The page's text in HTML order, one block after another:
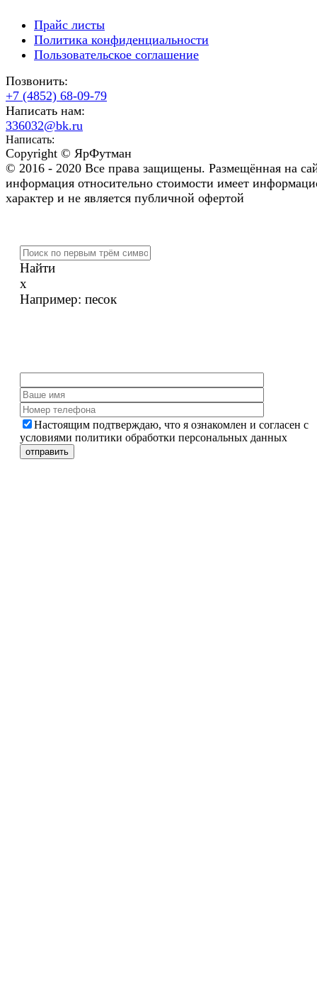
Прайс листы
Политика конфиденциальности
Пользовательское соглашение
Позвонить:
+7 (4852) 68-09-79
Написать нам:
336032@bk.ru
Написать:
Copyright © ЯрФутман
© 2016 - 2020 Все права защищены. Размещённая на
информация относительно стоимости имеет
характер и не является публичной офертой
Найти
x
Например: песок
Настоящим подтверждаю, что я ознакомлен и согласен с
условиями политики обработки персональных данных